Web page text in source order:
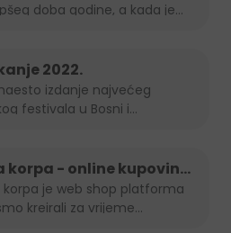
doba godine, a kada je
2022.
izdanje najvećeg
festivala u Bosni i
korpa - online kupovina
in!
kreirali za vrijeme...